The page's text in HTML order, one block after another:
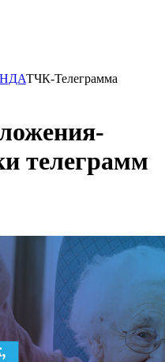
ТЧК-Телеграмма
телеграмм